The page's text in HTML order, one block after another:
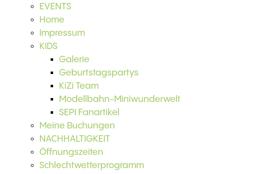
EVENTS
Home
Impressum
KIDS
Galerie
Geburtstagspartys
KiZi Team
Modellbahn-Miniwunderwelt
SEPI Fanartikel
Meine Buchungen
NACHHALTIGKEIT
Öffnungszeiten
Schlechtwetterprogramm